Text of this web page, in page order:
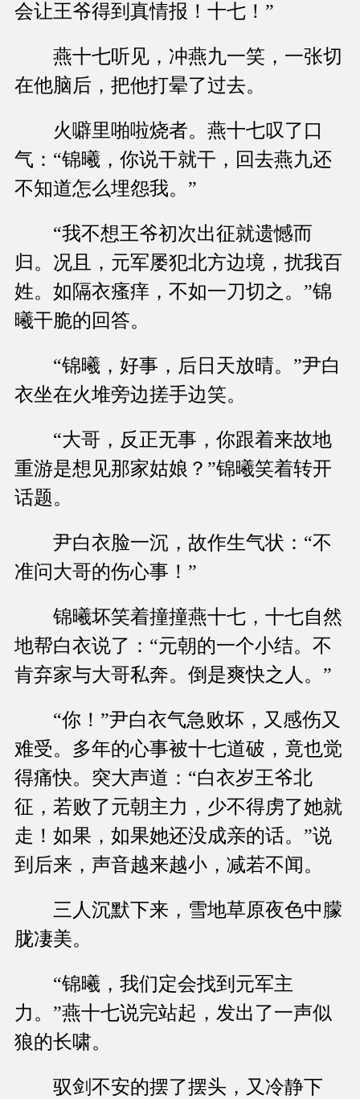
会让王爷得到真情报！十七！”
燕十七听见，冲燕九一笑，一张切
在他脑后，把他打晕了过去。
火噼里啪啦烧者。燕十七叹了口
气：“锦曦，你说干就干，回去燕九还
不知道怎么埋怨我。”
“我不想王爷初次出征就遗憾而
归。况且，元军屡犯北方边境，扰我百
姓。如隔衣瘙痒，不如一刀切之。”锦
曦干脆的回答。
“锦曦，好事，后日天放晴。”尹白
衣坐在火堆旁边搓手边笑。
“大哥，反正无事，你跟着来故地
重游是想见那家姑娘？”锦曦笑着转开
话题。
尹白衣脸一沉，故作生气状：“不
准问大哥的伤心事！”
锦曦坏笑着撞撞燕十七，十七自然
地帮白衣说了：“元朝的一个小结。不
肯弃家与大哥私奔。倒是爽快之人。”
“你！”尹白衣气急败坏，又感伤又
难受。多年的心事被十七道破，竟也觉
得痛快。突大声道：“白衣岁王爷北
征，若败了元朝主力，少不得虏了她就
走！如果，如果她还没成亲的话。”说
到后来，声音越来越小，减若不闻。
三人沉默下来，雪地草原夜色中朦
胧凄美。
“锦曦，我们定会找到元军主
力。”燕十七说完站起，发出了一声似
狼的长啸。
驭剑不安的摆了摆头，又冷静下